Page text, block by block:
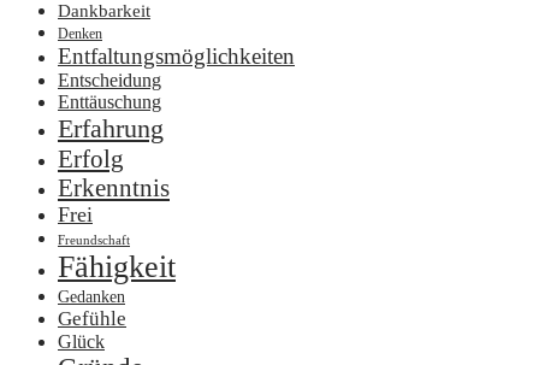
Dankbarkeit
Denken
Entfaltungsmöglichkeiten
Entscheidung
Enttäuschung
Erfahrung
Erfolg
Erkenntnis
Frei
Freundschaft
Fähigkeit
Gedanken
Gefühle
Glück